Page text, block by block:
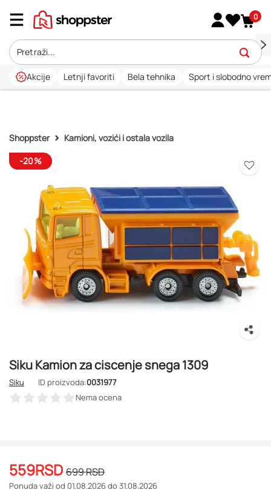
0
Akcije Letnji favoriti Bela tehnika Sport i slobodno
Shoppster
Kamioni, vozići i ostala vozila
-20%
Siku Kamion za ciscenje snega 1309
Siku ID proizvoda:0031977
Nema ocena
559RSD 699RSD
Ponuda važi od 01.08.2026 do 31.08.2026